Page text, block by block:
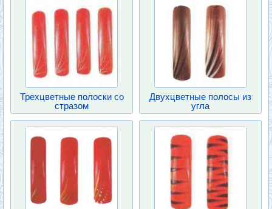
Трехцветные полоски со
стразом
Двухцветные полосы из
угла